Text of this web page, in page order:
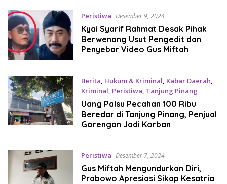
Peristiwa Desember 9, 2024
Kyai Syarif Rahmat Desak Pihak
Berwenang Usut Pengedit dan
Penyebar Video Gus Miftah
Berita Hukum & Kriminal Kabar Daerah
Kriminal Peristiwa Tanjung Pinang
Desember 9, 2024
Uang Palsu Pecahan 100 Ribu
Beredar di Tanjung Pinang, Penjual
Gorengan Jadi Korban
Peristiwa Desember 7, 2024
Gus Miftah Mengundurkan Diri,
Prabowo Apresiasi Sikap Kesatria